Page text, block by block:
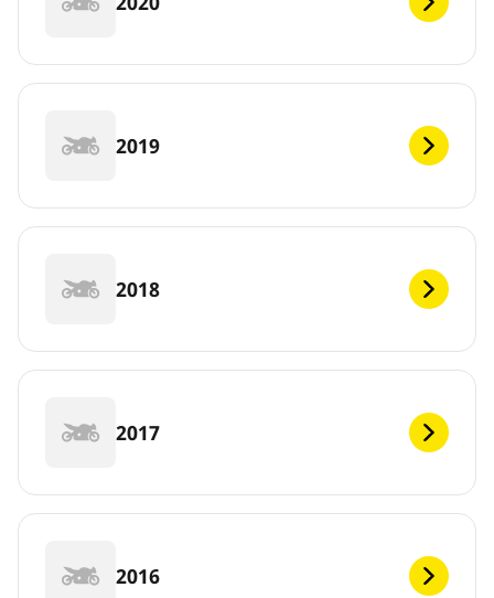
2019
2018
2017
2016